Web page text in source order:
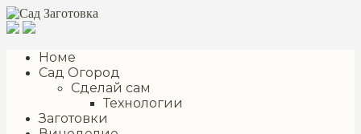
Перейти
к
Номе
Сад Огород
Сделай сам
Технологии
Заготовки